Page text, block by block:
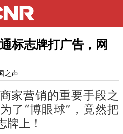
标志牌打广告，网
之声
营销的重要手段之
了“博眼球”，竟然把
牌上！